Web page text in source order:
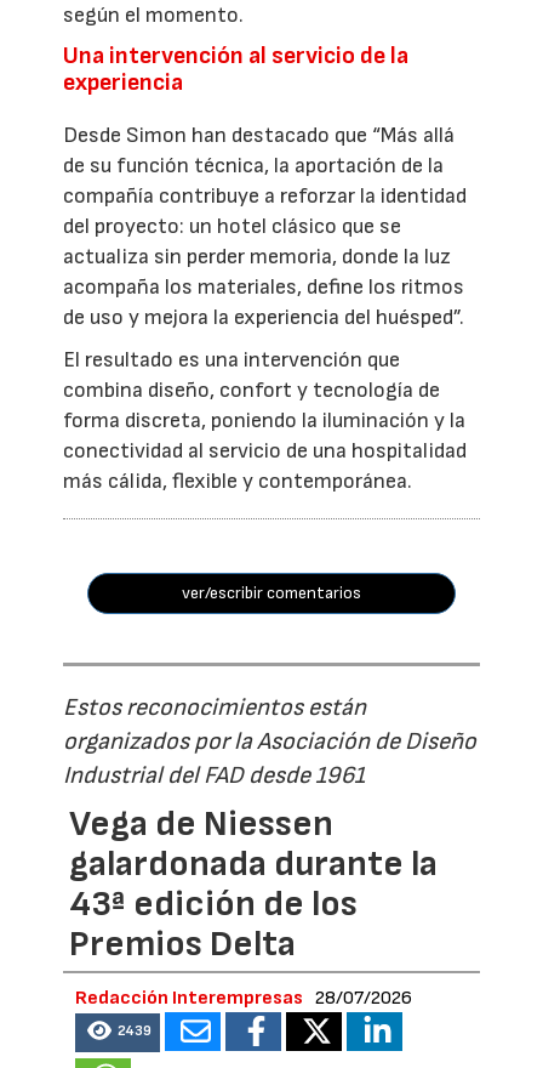
según el momento.
Una intervención al servicio de la
experiencia
Desde Simon han destacado que “Más allá
de su función técnica, la aportación de la
compañía contribuye a reforzar la identidad
del proyecto: un hotel clásico que se
actualiza sin perder memoria, donde la luz
acompaña los materiales, define los ritmos
de uso y mejora la experiencia del huésped”.
El resultado es una intervención que
combina diseño, confort y tecnología de
forma discreta, poniendo la iluminación y la
conectividad al servicio de una hospitalidad
más cálida, flexible y contemporánea.
ver/escribir comentarios
Estos reconocimientos están
organizados por la Asociación de Diseño
Industrial del FAD desde 1961
Vega de Niessen
galardonada durante la
43ª edición de los
Premios Delta
Redacción Interempresas 28/07/2026
2439